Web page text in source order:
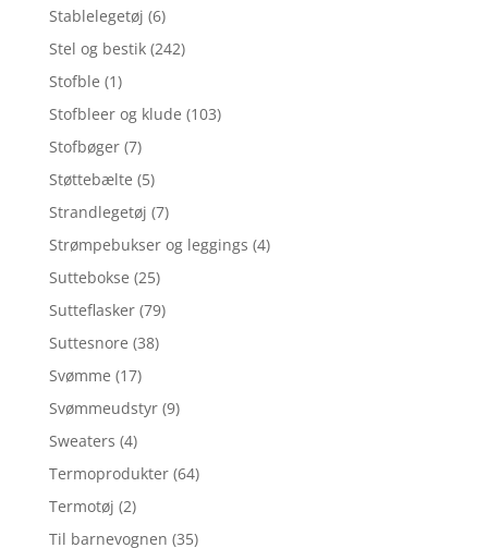
Stablelegetøj (6)
Stel og bestik (242)
Stofble (1)
Stofbleer og klude (103)
Stofbøger (7)
Støttebælte (5)
Strandlegetøj (7)
Strømpebukser og leggings (4)
Suttebokse (25)
Sutteflasker (79)
Suttesnore (38)
Svømme (17)
Svømmeudstyr (9)
Sweaters (4)
Termoprodukter (64)
Termotøj (2)
Til barnevognen (35)